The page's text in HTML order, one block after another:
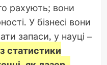
рахують; вони
У бізнесі вони
запаси, у науці –
статистики